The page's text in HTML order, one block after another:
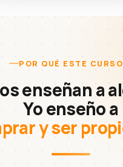
POR QUÉ ESTE CURSO
enseñan a
Yo enseño a
y ser